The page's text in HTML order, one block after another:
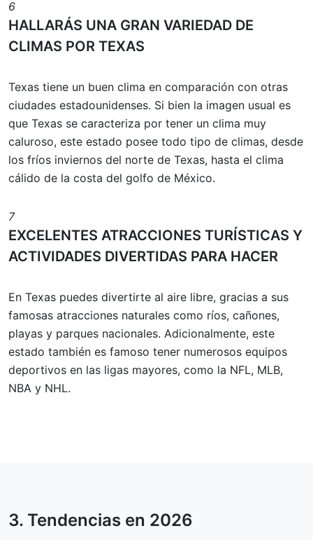
6
HALLARÁS UNA GRAN VARIEDAD DE
CLIMAS POR TEXAS
Texas tiene un buen clima en comparación con otras
ciudades estadounidenses. Si bien la imagen usual es
que Texas se caracteriza por tener un clima muy
caluroso, este estado posee todo tipo de climas, desde
los fríos inviernos del norte de Texas, hasta el clima
cálido de la costa del golfo de México.
7
EXCELENTES ATRACCIONES TURÍSTICAS Y
ACTIVIDADES DIVERTIDAS PARA HACER
En Texas puedes divertirte al aire libre, gracias a sus
famosas atracciones naturales como ríos, cañones,
playas y parques nacionales. Adicionalmente, este
estado también es famoso tener numerosos equipos
deportivos en las ligas mayores, como la NFL, MLB,
NBA y NHL.
3. Tendencias en 2026